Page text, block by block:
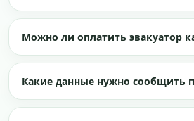
Можно ли оплатить эвакуатор
Какие данные нужно сообщить